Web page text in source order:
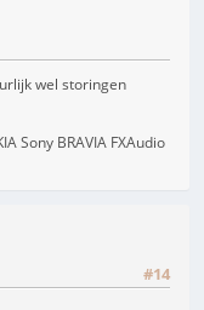
wel storingen
BRAVIA FXAudio
#14